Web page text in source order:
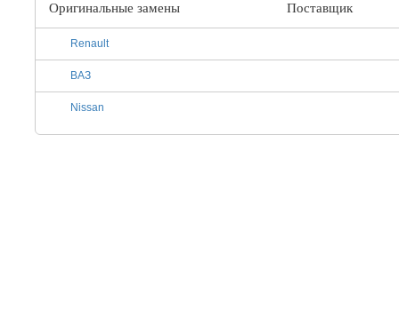
Оригинальные замены Поставщик
Renault
ВАЗ
Nissan